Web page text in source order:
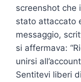
screenshot che
stato attaccato
messaggio,
si affermava:
unirsi
Sentitevi liberi